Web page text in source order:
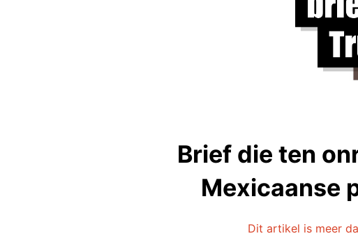
Brief die ten
Mexicaanse
Dit artikel is meer